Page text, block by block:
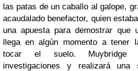
las patas de un caballo al galope,
acaudalado benefactor, quien
una apuesta para demostrar que
llega en algún momento a tener
tocar el suelo. Muybridge
investigaciones y realizará una